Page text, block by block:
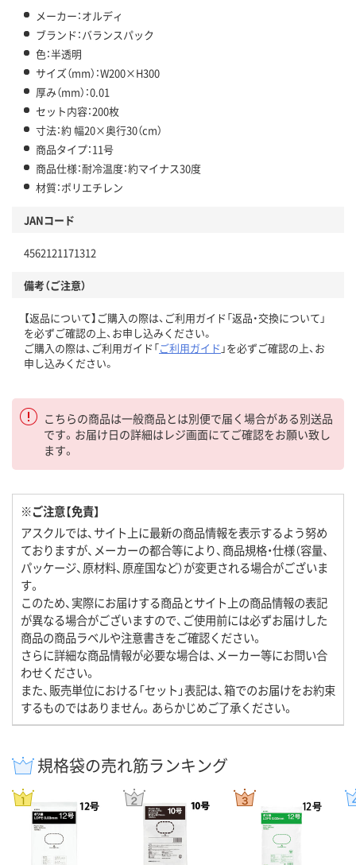
メーカー：オルディ
ブランド：バランスパック
色：半透明
サイズ（mm）：W200×H300
厚み（mm）：0.01
セット内容：200枚
寸法：約 幅20×奥行30（cm）
商品タイプ：11号
商品仕様：耐冷温度：約マイナス30度
材質：ポリエチレン
JANコード
4562121171312
備考（ご注意）
【返品について】ご購入の際は、ご利用ガイド「返品・交換について」
を必ずご確認の上、お申し込みください。
ご購入の際は、ご利用ガイド「ご利用ガイド 」を必ずご確認の上、お
申し込みください。
こちらの商品は一般商品とは別便で届く場合がある別送品
です。お届け日の詳細はレジ画面にてご確認をお願い致し
ます。
※ご注意【免責】
アスクルでは、サイト上に最新の商品情報を表示するよう努め
ておりますが、メーカーの都合等により、商品規格・仕様（容量、
パッケージ、原材料、原産国など）が変更される場合がございま
す。
このため、実際にお届けする商品とサイト上の商品情報の表記
が異なる場合がございますので、ご使用前には必ずお届けした
商品の商品ラベルや注意書きをご確認ください。
さらに詳細な商品情報が必要な場合は、メーカー等にお問い合
わせください。
また、販売単位における「セット」表記は、箱でのお届けをお約束
するものではありません。あらかじめご了承ください。
規格袋の売れ筋ランキング